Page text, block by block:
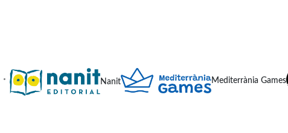
Nanit Mediterrània Games